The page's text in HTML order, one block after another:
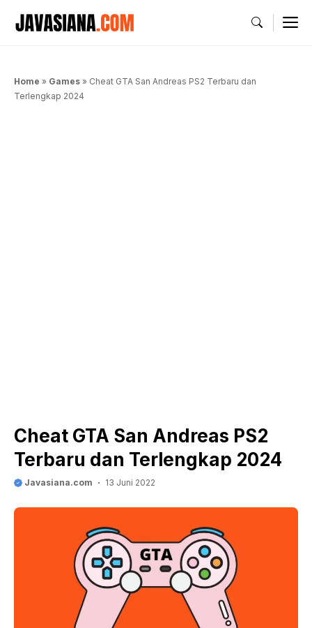
Home » Games » Cheat GTA San Andreas PS2 Terbaru dan
Terlengkap 2024
Cheat GTA San Andreas PS2
Terbaru dan Terlengkap 2024
Javasiana.com 13 Juni 2022